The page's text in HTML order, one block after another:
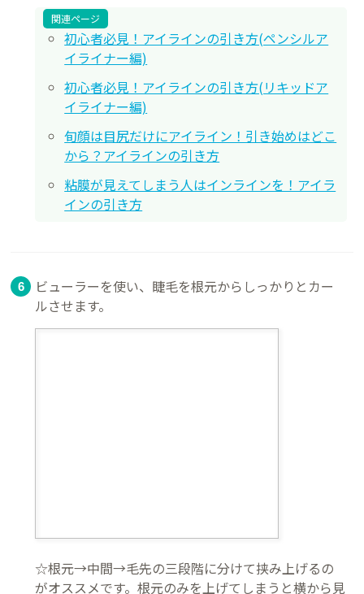
関連ページ
初心者必見！アイラインの引き方(ペンシルア
イライナー編)
初心者必見！アイラインの引き方(リキッドア
イライナー編)
旬顔は目尻だけにアイライン！引き始めはどこ
から？アイラインの引き方
粘膜が見えてしまう人はインラインを！アイラ
インの引き方
ビューラーを使い、睫毛を根元からしっかりとカー
ルさせます。
☆根元→中間→毛先の三段階に分けて挟み上げるの
がオススメです。根元のみを上げてしまうと横から見